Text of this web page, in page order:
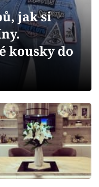
jak si
kousky do